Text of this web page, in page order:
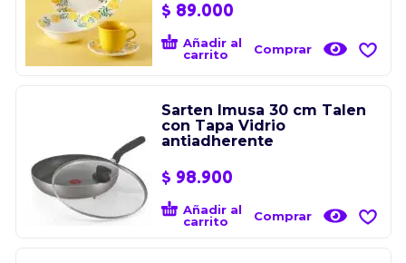
$ 89.000
Añadir al
carrito
Comprar
Sarten Imusa 30 cm Talen
con Tapa Vidrio
antiadherente
$ 98.900
Añadir al
carrito
Comprar